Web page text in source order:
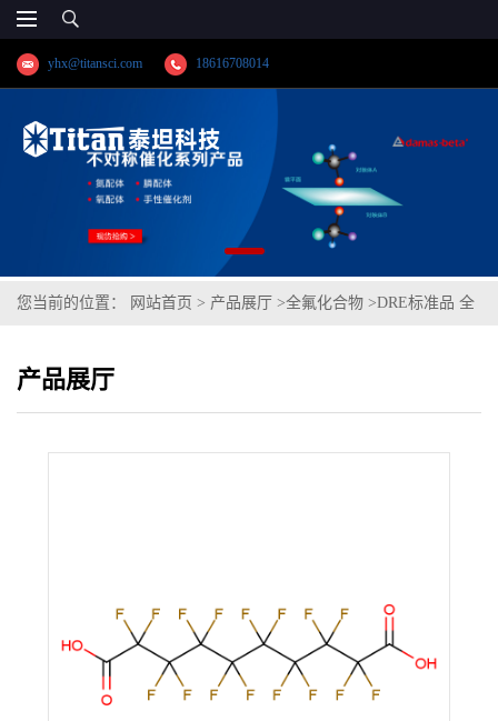
yhx@titansci.com 18616708014
您当前的位置： 网站首页 > 产品展厅 >全氟化合物 >DRE标准品 全
产品展厅